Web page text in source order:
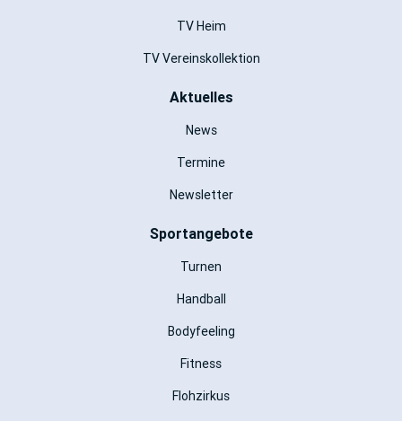
TV Heim
TV Vereinskollektion
Aktuelles
News
Termine
Newsletter
Sportangebote
Turnen
Handball
Bodyfeeling
Fitness
Flohzirkus